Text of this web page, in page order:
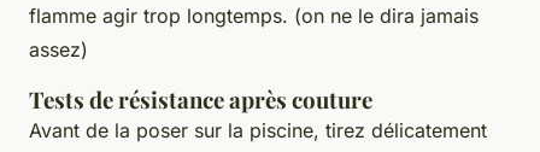
flamme agir trop longtemps. (on ne le dira jamais
assez)
Tests de résistance après couture
Avant de la poser sur la piscine, tirez délicatement